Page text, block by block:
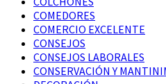
COMEDORES
COMERCIO EXCELENTE
CONSEJOS
CONSEJOS LABORALES
CONSERVACIÓN Y